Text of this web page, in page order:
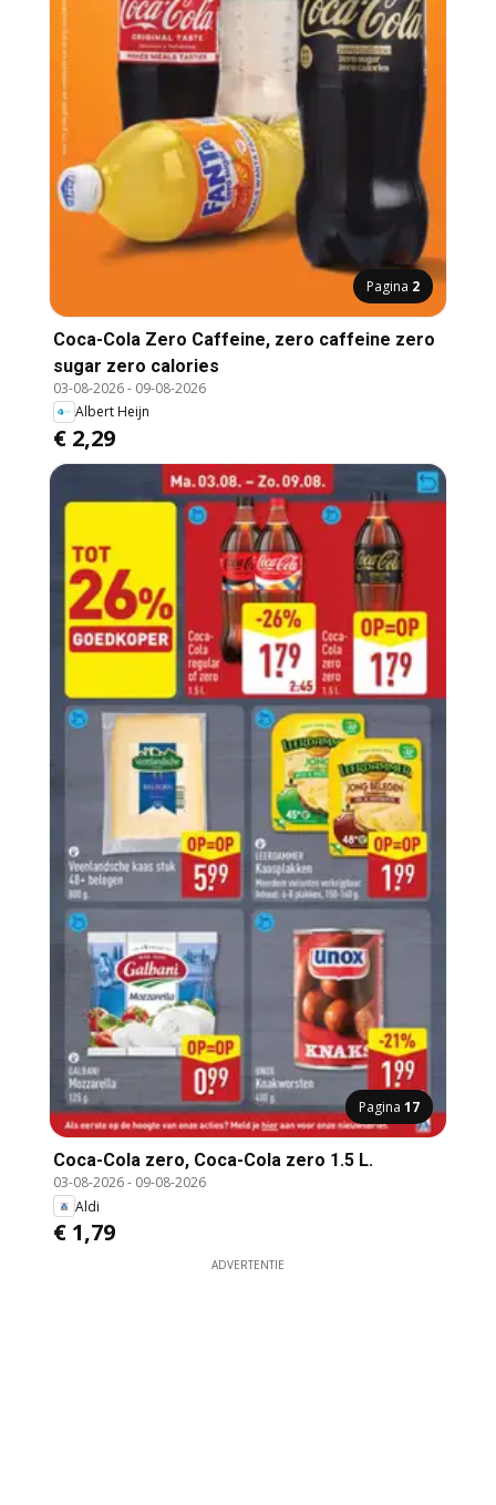
Pagina 2
Coca-Cola Zero Caffeine, zero caffeine zero
sugar zero calories
03-08-2026- 09-08-2026
Albert Heijn
€ 2,29
Pagina 17
Coca-Cola zero, Coca-Cola zero 1.5 L.
03-08-2026- 09-08-2026
Aldi
€ 1,79
ADVERTENTIE